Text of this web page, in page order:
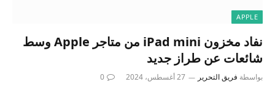
APPLE
نفاد مخزون iPad mini من متاجر Apple وسط
شائعات عن طراز جديد
بواسطة فريق التحرير 27 أغسطس، 2024 0